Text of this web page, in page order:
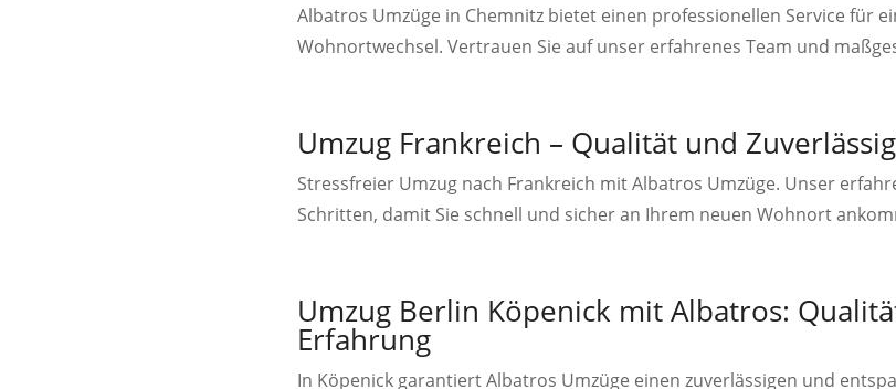
Albatros Umzüge in Chemnitz bietet einen professionellen Service für
Wohnortwechsel. Vertrauen Sie auf unser erfahrenes Team und
Umzug Frankreich – Qualität und
Stressfreier Umzug nach Frankreich mit Albatros Umzüge. Unser
Schritten, damit Sie schnell und sicher an Ihrem neuen Wohnort
Umzug Berlin Köpenick mit Albatros:
Erfahrung
In Köpenick garantiert Albatros Umzüge einen zuverlässigen und